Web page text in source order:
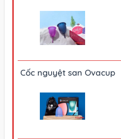
Cốc nguyệt san Ovacup